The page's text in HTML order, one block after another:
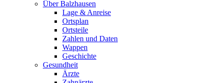
Über Balzhausen
Lage & Anreise
Ortsplan
Ortsteile
Zahlen und Daten
Wappen
Geschichte
Gesundheit
Ärzte